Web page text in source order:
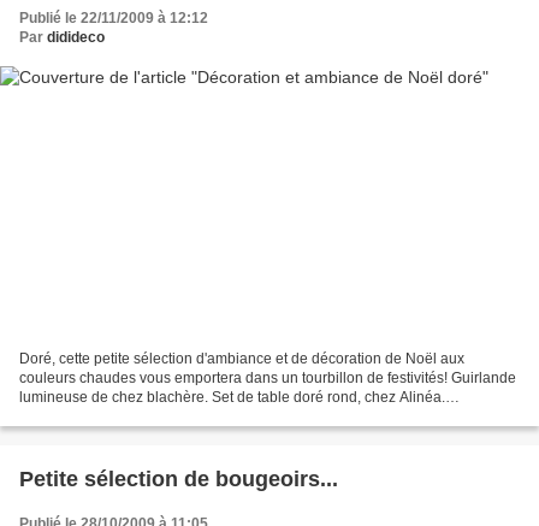
Publié le 22/11/2009 à 12:12
Par didideco
Doré, cette petite sélection d'ambiance et de décoration de Noël aux
couleurs chaudes vous emportera dans un tourbillon de festivités! Guirlande
lumineuse de chez blachère. Set de table doré rond, chez Alinéa.
Petite sélection de bougeoirs...